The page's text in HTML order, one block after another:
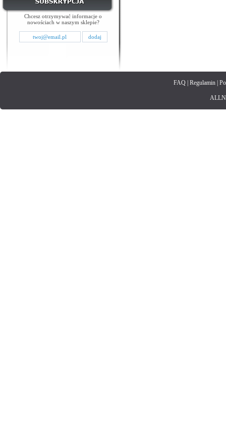
Chcesz otrzymywać informacje o
nowościach w naszym sklepie?
FAQ| Regulamin|